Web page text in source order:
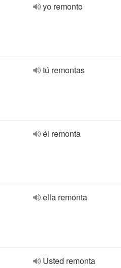
yo remonto
tú remontas
él remonta
ella remonta
Usted remonta